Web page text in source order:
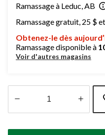
Ramassage à Leduc, AB
Ramassage gratuit, 25 $
Obtenez-le dès
Ramassage disponible à
Voir d'autres magasins